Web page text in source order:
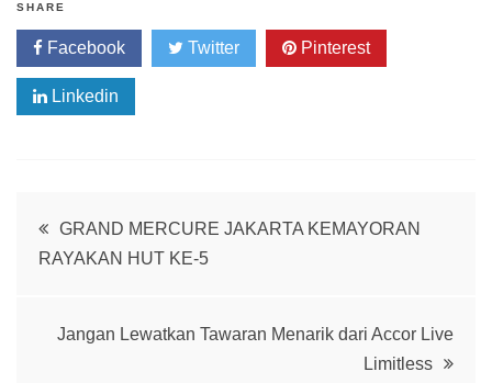
SHARE
Facebook Twitter Pinterest
Linkedin
Post
GRAND MERCURE JAKARTA KEMAYORAN
RAYAKAN HUT KE-5
Jangan Lewatkan Tawaran Menarik dari Accor Live
Limitless